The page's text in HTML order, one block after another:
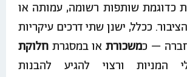
כדוגמת שותפות רשומה, עמותה או
ככלל, ישנן שתי דרכים עיקריות
– כמשכורתאו במסגרת חלוקת
המניות ורצוי להגיע להבנות